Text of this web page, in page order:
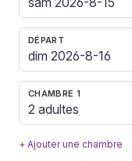
DÉPART
CHAMBRE 1
2 adultes
+ Ajouter une chambre